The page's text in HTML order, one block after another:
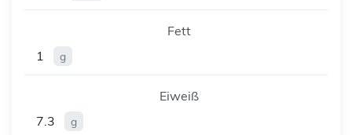
Fett
1
g
Eiweiß
7.3
g